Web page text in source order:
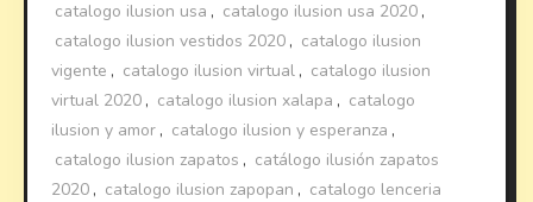
catalogo ilusion usa , catalogo ilusion usa 2020 ,
catalogo ilusion vestidos 2020 , catalogo ilusion
vigente , catalogo ilusion virtual , catalogo ilusion
virtual 2020 , catalogo ilusion xalapa , catalogo
ilusion y amor , catalogo ilusion y esperanza ,
catalogo ilusion zapatos , catálogo ilusión zapatos
2020 , catalogo ilusion zapopan , catalogo lenceria